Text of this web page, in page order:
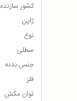
کشور سازنده
ژاپن
نوع
سطلی
جنس بدنه
فلز
توان مکش